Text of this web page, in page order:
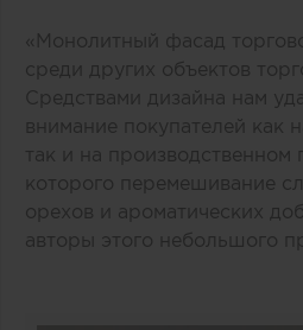
«Монолитный фасад
среди других объектов
Средствами дизайна нам
внимание покупателей как
так и на производственном
которого перемешивание
орехов и ароматических
авторы этого небольшого